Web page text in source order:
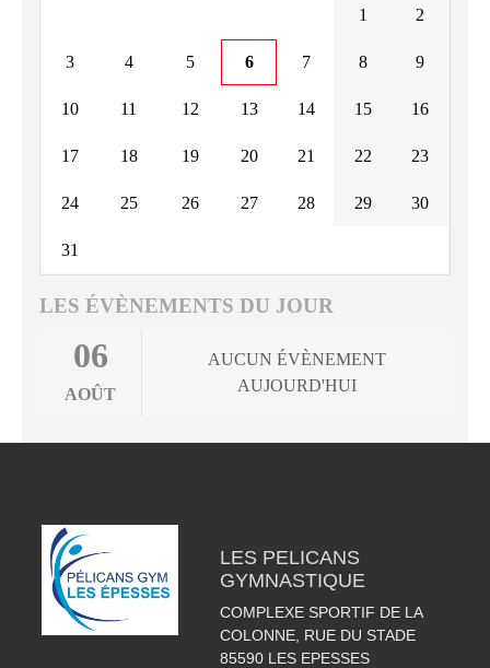
1 2
3 4 5 6 7 8 9
10 11 12 13 14 15 16
17 18 19 20 21 22 23
24 25 26 27 28 29 30
31
LES ÉVÈNEMENTS DU JOUR
06
AOÛT
AUCUN ÉVÈNEMENT
AUJOURD'HUI
LES PELICANS
GYMNASTIQUE
COMPLEXE SPORTIF DE LA
COLONNE, RUE DU STADE
85590 LES EPESSES